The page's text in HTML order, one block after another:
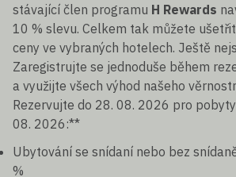
stávající člen programu H Rewards
10 % slevu. Celkem tak můžete
ceny ve vybraných hotelech. Ještě
Zaregistrujte se jednoduše během
a využijte všech výhod našeho
Rezervujte do 28. 08. 2026 pro
08. 2026:**
Ubytování se snídaní nebo bez
%